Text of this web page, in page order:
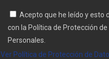
Acepto que he leído y esto
con la Política de Protección de
Personales.
Ver Política de Protección de